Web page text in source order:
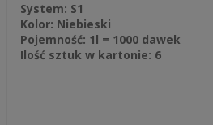
System: S1
Kolor: Niebieski
Pojemność: 1l = 1000 dawek
Ilość sztuk w kartonie: 6